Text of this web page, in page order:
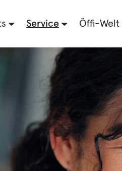
Service Öffi-Welt